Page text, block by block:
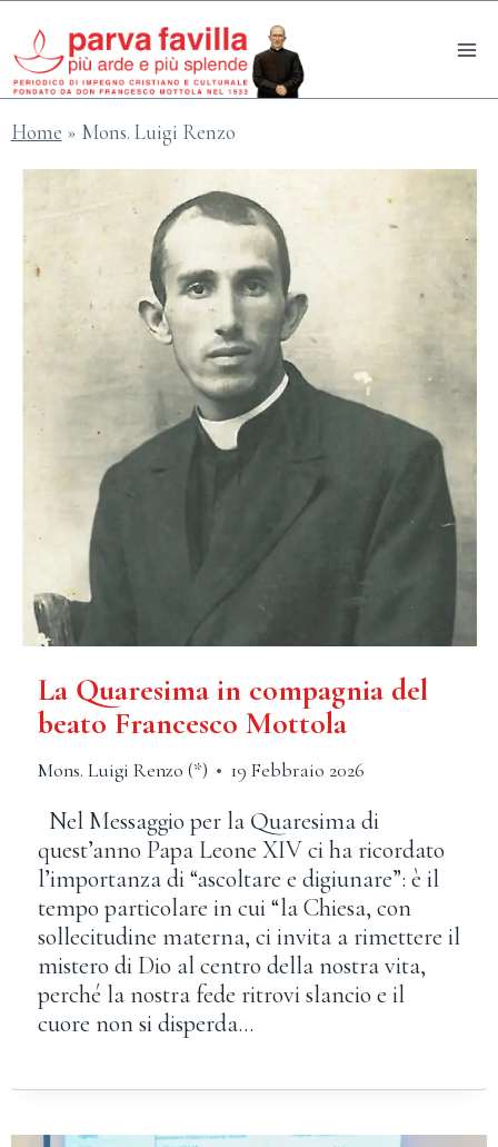
contenuto
Home » Mons. Luigi Renzo
La Quaresima in compagnia del
beato Francesco Mottola
Mons. Luigi Renzo (*) 19 Febbraio 2026
Nel Messaggio per la Quaresima di
quest’anno Papa Leone XIV ci ha ricordato
l’importanza di “ascoltare e digiunare”: è il
tempo particolare in cui “la Chiesa, con
sollecitudine materna, ci invita a rimettere il
mistero di Dio al centro della nostra vita,
perché la nostra fede ritrovi slancio e il
cuore non si disperda…